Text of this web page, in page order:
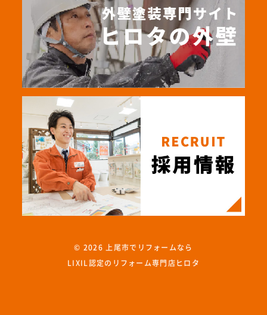
© 2026 上尾市でリフォームなら
LIXIL認定のリフォーム専門店ヒロタ